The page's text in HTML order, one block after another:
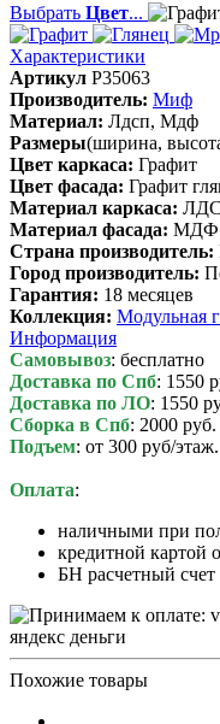
Выбрать Цвет...
Характеристики
Артикул P35063
Производитель: Миф
Материал: Лдсп, Мдф
Размеры(ширина,
Цвет каркаса: Графит
Цвет фасада: Графит
Материал каркаса:
Материал фасада: МДФ
Cтрана производитель:
Город производитель:
Гарантия: 18 месяцев
Коллекция: Модульная
Информация
Самовывоз: бесплатно
Доставка по Спб: 1550
Доставка по ЛО: 1550
Сборка в Спб: 2000 руб.
Подъем: от 300 руб/этаж.
Оплата:
наличными при
кредитной картой
БН расчетный счет
Похожие товары